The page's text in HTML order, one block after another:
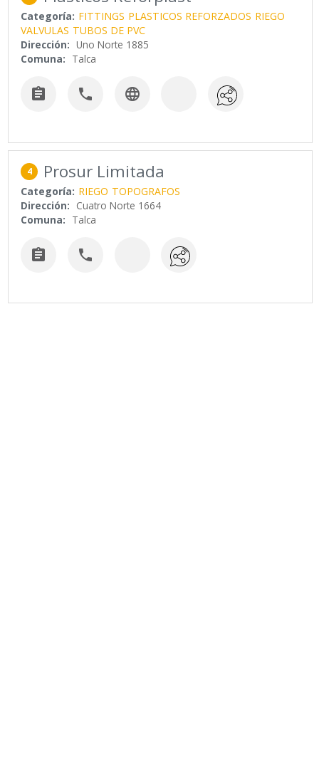
Categoría: FITTINGS PLASTICOS REFORZADOS RIEGO
VALVULAS TUBOS DE PVC
Dirección: Uno Norte 1885
Comuna: Talca
  
4 Prosur Limitada
Categoría: RIEGO TOPOGRAFOS
Dirección: Cuatro Norte 1664
Comuna: Talca
 